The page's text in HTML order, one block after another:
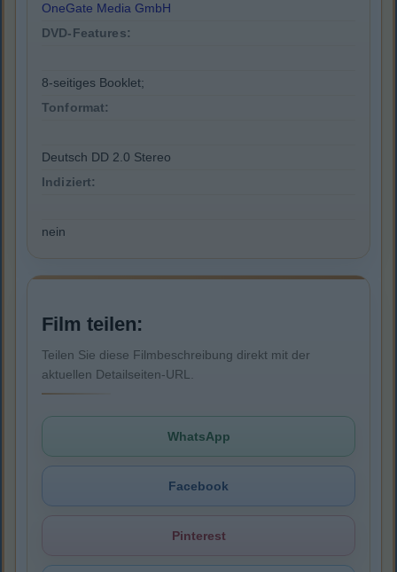
OneGate Media GmbH
DVD-Features:
8-seitiges Booklet;
Tonformat:
Deutsch DD 2.0 Stereo
Indiziert:
nein
Film teilen:
Teilen Sie diese Filmbeschreibung direkt mit der
aktuellen Detailseiten-URL.
WhatsApp
Facebook
Pinterest